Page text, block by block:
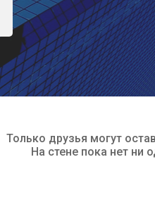
Только друзья могут
На стене пока нет ни